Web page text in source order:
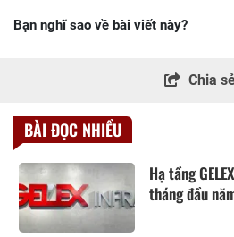
Bạn nghĩ sao về bài viết này?
Chia
BÀI ĐỌC NHIỀU
Hạ tầng
tháng đầu